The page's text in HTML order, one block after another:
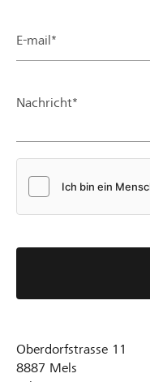
E-mail*
Nachricht*
Oberdorfstrasse 11
8887 Mels